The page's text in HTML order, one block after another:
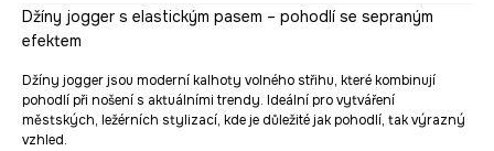
Džíny jogger s elastickým pasem – pohodlí se sepraným
efektem
Džíny jogger jsou moderní kalhoty volného střihu, které kombinují
pohodlí při nošení s aktuálními trendy. Ideální pro vytváření
městských, ležérních stylizací, kde je důležité jak pohodlí, tak výrazný
vzhled.